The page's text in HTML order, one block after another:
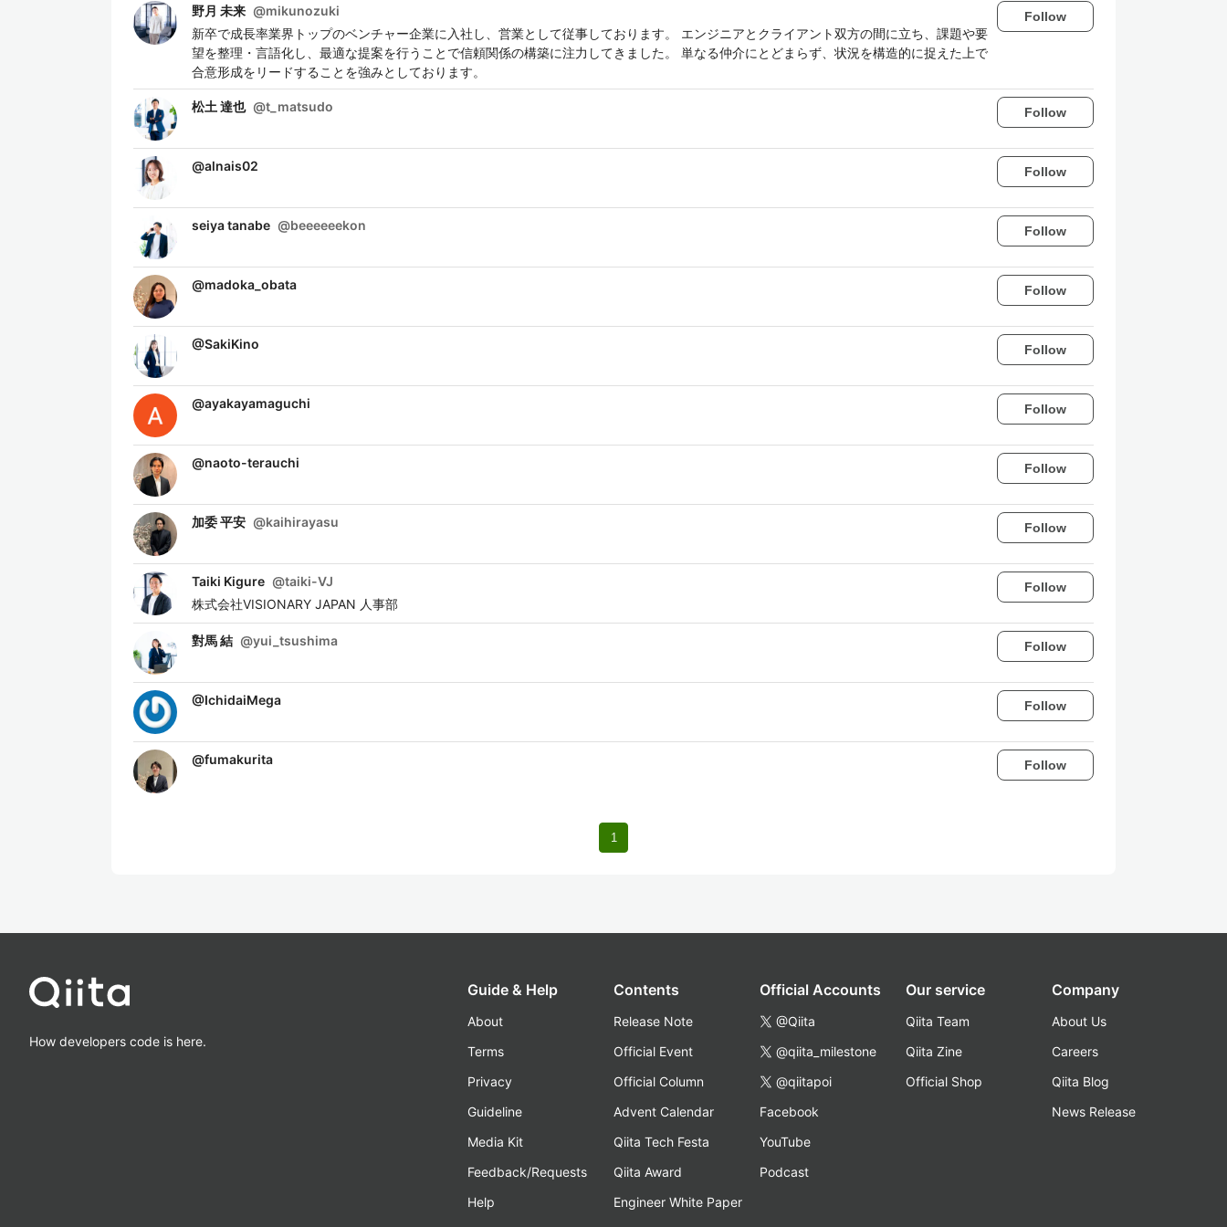
野月 未来 @mikunozuki
新卒で成長率業界トップのベンチャー企業に入社し、営業として従事しております。 エンジニアとクライアント双方の間に立ち、課題や要
望を整理・言語化し、最適な提案を行うことで信頼関係の構築に注力してきました。 単なる仲介にとどまらず、状況を構造的に捉えた上で
合意形成をリードすることを強みとしております。
Follow
松土 達也 @t_matsudo Follow
@alnais02 Follow
seiya tanabe @beeeeeekon Follow
@madoka_obata Follow
@SakiKino Follow
@ayakayamaguchi Follow
@naoto-terauchi Follow
加委 平安 @kaihirayasu Follow
Taiki Kigure @taiki-VJ
株式会社VISIONARY JAPAN 人事部
Follow
對馬 結 @yui_tsushima Follow
@IchidaiMega Follow
@fumakurita Follow
1
How developers code is here.
Guide & Help
About
Terms
Privacy
Guideline
Media Kit
Feedback/Requests
Help
Contents
Release Note
Official Event
Official Column
Advent Calendar
Qiita Tech Festa
Qiita Award
Engineer White Paper
Official Accounts
@Qiita
@qiita_milestone
@qiitapoi
Facebook
YouTube
Podcast
Our service
Qiita Team
Qiita Zine
Official Shop
Company
About Us
Careers
Qiita Blog
News Release